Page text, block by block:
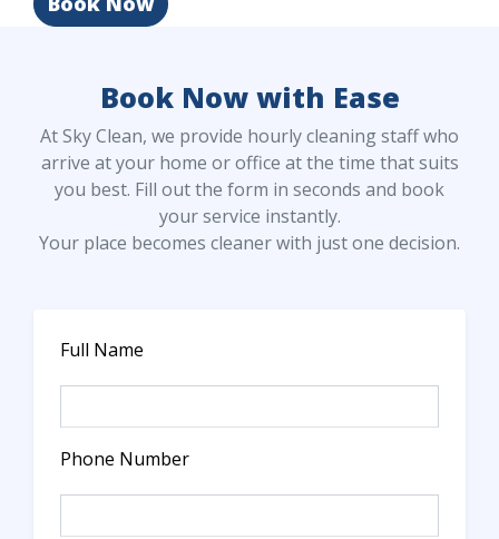
Book Now with Ease
At Sky Clean, we provide hourly cleaning staff who
arrive at your home or office at the time that suits
you best. Fill out the form in seconds and book
your service instantly.
Your place becomes cleaner with just one decision.
Full Name
Phone Number